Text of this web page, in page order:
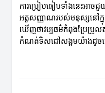
ការប្រៀបធៀបទាំងនេះអាច
អត្តសញ្ញាណរបស់មនុស្សនៅក្
ឃើញថាវប្បធម៌កំពុងប្រែប្រួលត
កំណត់ទិសដៅសង្គមយ៉ាងដូចម្